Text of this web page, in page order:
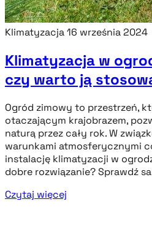
Klimatyzacja16 września 2024
Klimatyzacja w
czy warto ją
Ogród zimowy to przestrzeń,
otaczającym krajobrazem,
naturą przez cały rok. W
warunkami atmosferycznymi
instalację klimatyzacji w
dobre rozwiązanie? Sprawdź
Czytaj więcej